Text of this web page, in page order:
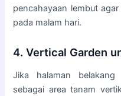
pencahayaan lembut
pada malam hari.
4. Vertical Garden
Jika halaman
sebagai area tanam